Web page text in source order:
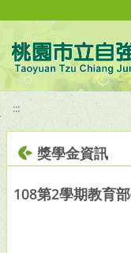
:::
獎學金資訊
108第2學期教育